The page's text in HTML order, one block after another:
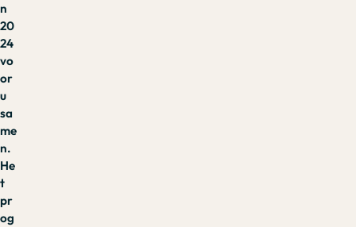
n
20
24
vo
or
u
sa
me
n.
He
t
pr
og